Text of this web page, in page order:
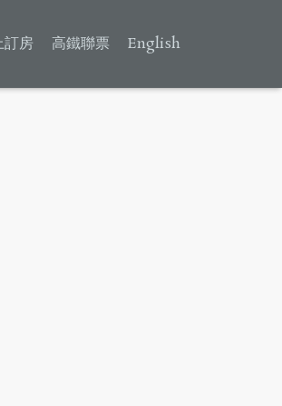
訂房 高鐵聯票 English